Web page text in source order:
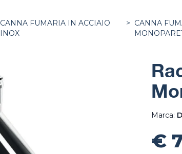
CANNA FUMARIA IN ACCIAIO
INOX
> CANNA
Marca:
€